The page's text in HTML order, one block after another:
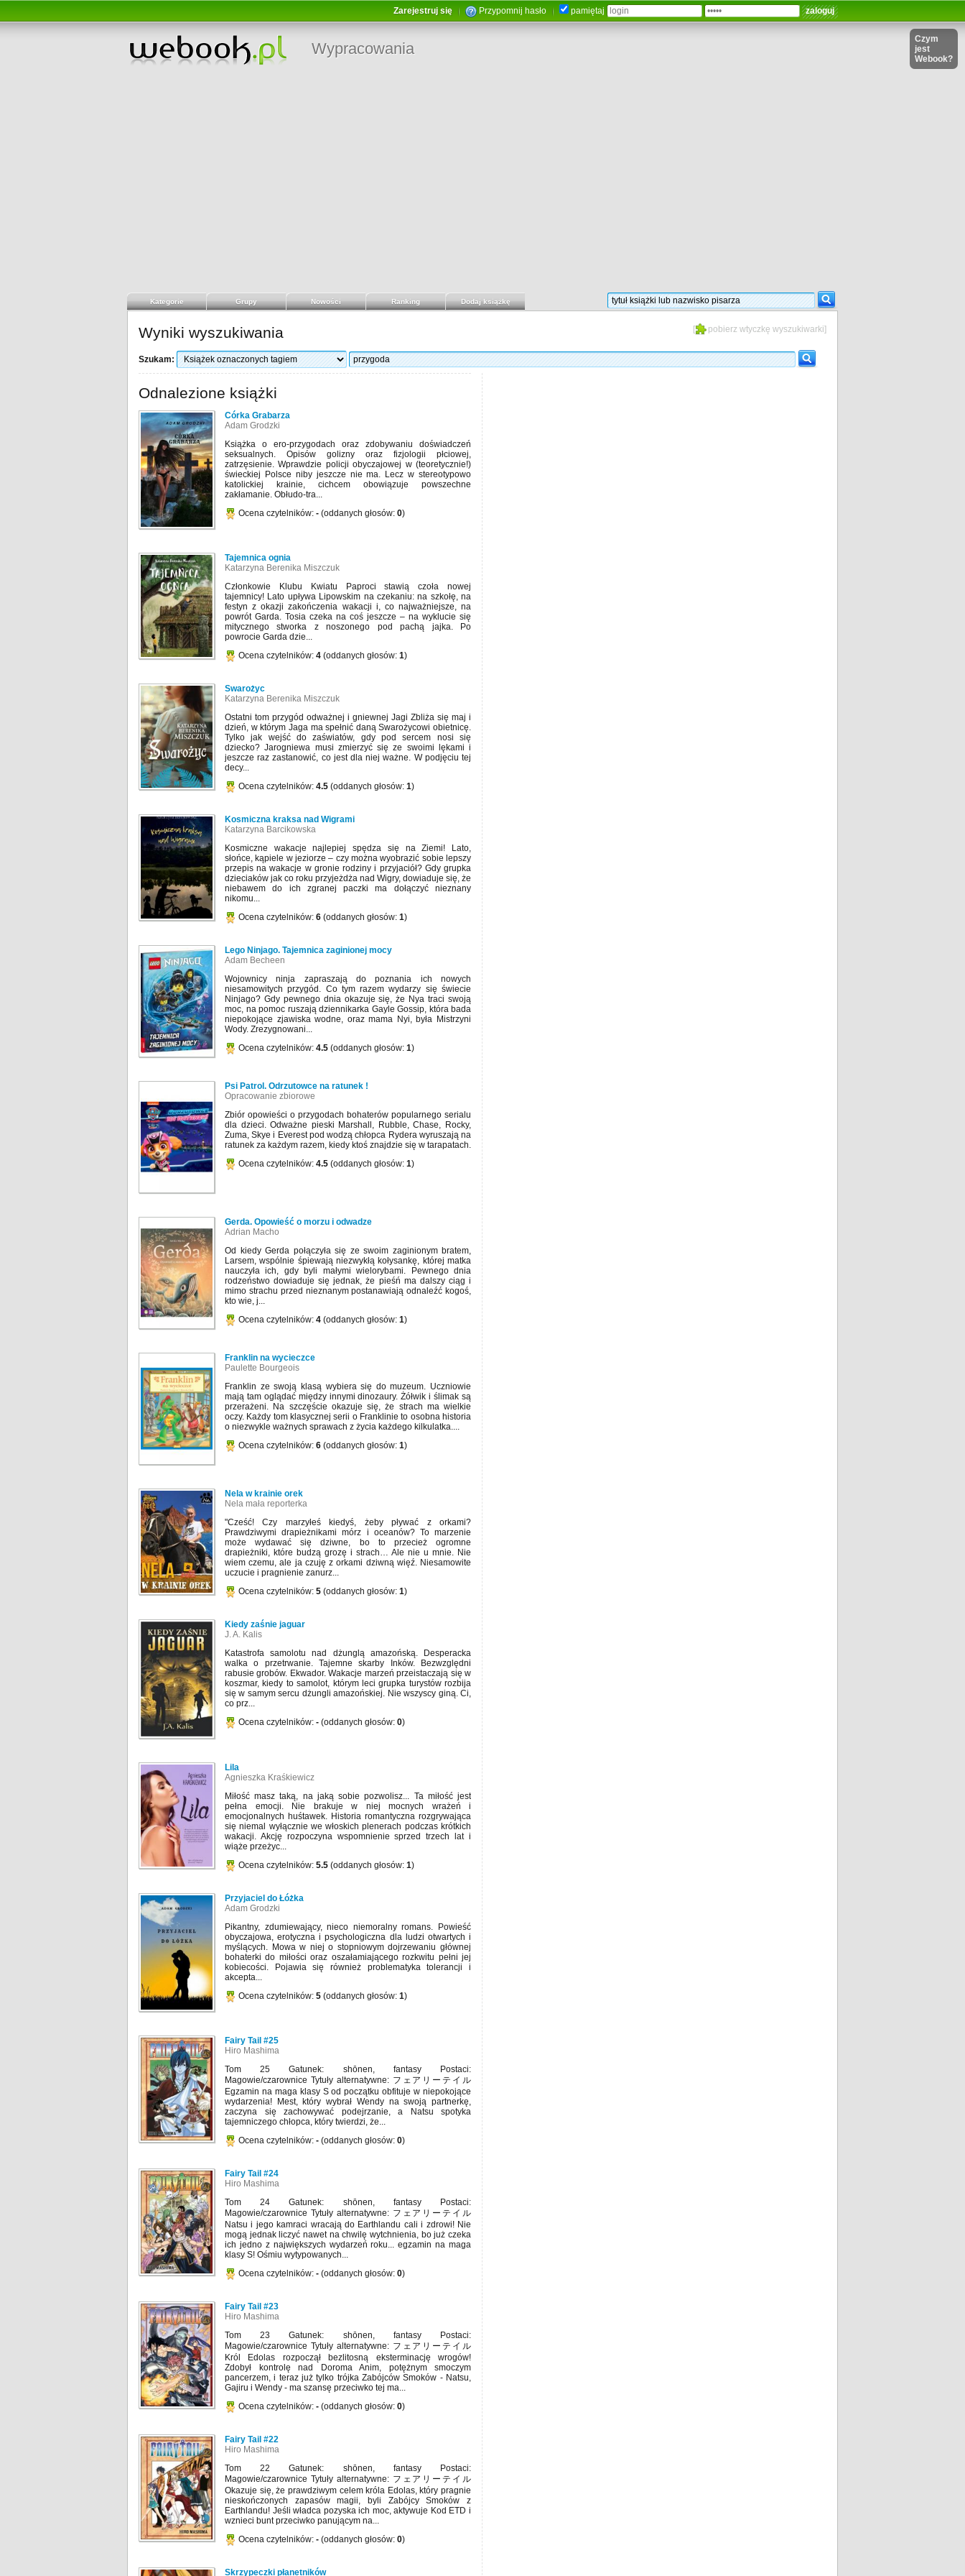
Zarejestruj się Przypomnij hasło pamiętaj
Wypracowania
Czym
jest
Webook?
Kategorie Grupy Nowości Ranking Dodaj książkę
[ pobierz wtyczkę wyszukiwarki]
Wyniki wyszukiwania
Szukam:
Odnalezione książki
Córka Grabarza
Adam Grodzki
Książka o ero-przygodach oraz zdobywaniu doświadczeń
seksualnych. Opisów golizny oraz fizjologii płciowej,
zatrzęsienie. Wprawdzie policji obyczajowej w (teoretycznie!)
świeckiej Polsce niby jeszcze nie ma. Lecz w stereotypowo
katolickiej krainie, cichcem obowiązuje powszechne
zakłamanie. Obłudo-tra...
Ocena czytelników: - (oddanych głosów: 0)
Tajemnica ognia
Katarzyna Berenika Miszczuk
Członkowie Klubu Kwiatu Paproci stawią czoła nowej
tajemnicy! Lato upływa Lipowskim na czekaniu: na szkołę, na
festyn z okazji zakończenia wakacji i, co najważniejsze, na
powrót Garda. Tosia czeka na coś jeszcze – na wyklucie się
mitycznego stworka z noszonego pod pachą jajka. Po
powrocie Garda dzie...
Ocena czytelników: 4 (oddanych głosów: 1)
Swarożyc
Katarzyna Berenika Miszczuk
Ostatni tom przygód odważnej i gniewnej Jagi Zbliża się maj i
dzień, w którym Jaga ma spełnić daną Swarożycowi obietnicę.
Tylko jak wejść do zaświatów, gdy pod sercem nosi się
dziecko? Jarogniewa musi zmierzyć się ze swoimi lękami i
jeszcze raz zastanowić, co jest dla niej ważne. W podjęciu tej
decy...
Ocena czytelników: 4.5 (oddanych głosów: 1)
Kosmiczna kraksa nad Wigrami
Katarzyna Barcikowska
Kosmiczne wakacje najlepiej spędza się na Ziemi! Lato,
słońce, kąpiele w jeziorze – czy można wyobrazić sobie lepszy
przepis na wakacje w gronie rodziny i przyjaciół? Gdy grupka
dzieciaków jak co roku przyjeżdża nad Wigry, dowiaduje się, że
niebawem do ich zgranej paczki ma dołączyć nieznany
nikomu...
Ocena czytelników: 6 (oddanych głosów: 1)
Lego Ninjago. Tajemnica zaginionej mocy
Adam Becheen
Wojownicy ninja zapraszają do poznania ich nowych
niesamowitych przygód. Co tym razem wydarzy się świecie
Ninjago? Gdy pewnego dnia okazuje się, że Nya traci swoją
moc, na pomoc ruszają dziennikarka Gayle Gossip, która bada
niepokojące zjawiska wodne, oraz mama Nyi, była Mistrzyni
Wody. Zrezygnowani...
Ocena czytelników: 4.5 (oddanych głosów: 1)
Psi Patrol. Odrzutowce na ratunek !
Opracowanie zbiorowe
Zbiór opowieści o przygodach bohaterów popularnego serialu
dla dzieci. Odważne pieski Marshall, Rubble, Chase, Rocky,
Zuma, Skye i Everest pod wodzą chłopca Rydera wyruszają na
ratunek za każdym razem, kiedy ktoś znajdzie się w tarapatach.
Ocena czytelników: 4.5 (oddanych głosów: 1)
Gerda. Opowieść o morzu i odwadze
Adrian Macho
Od kiedy Gerda połączyła się ze swoim zaginionym bratem,
Larsem, wspólnie śpiewają niezwykłą kołysankę, której matka
nauczyła ich, gdy byli małymi wielorybami. Pewnego dnia
rodzeństwo dowiaduje się jednak, że pieśń ma dalszy ciąg i
mimo strachu przed nieznanym postanawiają odnaleźć kogoś,
kto wie, j...
Ocena czytelników: 4 (oddanych głosów: 1)
Franklin na wycieczce
Paulette Bourgeois
Franklin ze swoją klasą wybiera się do muzeum. Uczniowie
mają tam oglądać między innymi dinozaury. Żółwik i ślimak są
przerażeni. Na szczęście okazuje się, że strach ma wielkie
oczy. Każdy tom klasycznej serii o Franklinie to osobna historia
o niezwykle ważnych sprawach z życia każdego kilkulatka....
Ocena czytelników: 6 (oddanych głosów: 1)
Nela w krainie orek
Nela mała reporterka
"Cześć! Czy marzyłeś kiedyś, żeby pływać z orkami?
Prawdziwymi drapieżnikami mórz i oceanów? To marzenie
może wydawać się dziwne, bo to przecież ogromne
drapieżniki, które budzą grozę i strach… Ale nie u mnie. Nie
wiem czemu, ale ja czuję z orkami dziwną więź. Niesamowite
uczucie i pragnienie zanurz...
Ocena czytelników: 5 (oddanych głosów: 1)
Kiedy zaśnie jaguar
J. A. Kalis
Katastrofa samolotu nad dżunglą amazońską. Desperacka
walka o przetrwanie. Tajemne skarby Inków. Bezwzględni
rabusie grobów. Ekwador. Wakacje marzeń przeistaczają się w
koszmar, kiedy to samolot, którym leci grupka turystów rozbija
się w samym sercu dżungli amazońskiej. Nie wszyscy giną. Ci,
co prz...
Ocena czytelników: - (oddanych głosów: 0)
Lila
Agnieszka Kraśkiewicz
Miłość masz taką, na jaką sobie pozwolisz... Ta miłość jest
pełna emocji. Nie brakuje w niej mocnych wrażeń i
emocjonalnych huśtawek. Historia romantyczna rozgrywająca
się niemal wyłącznie we włoskich plenerach podczas krótkich
wakacji. Akcję rozpoczyna wspomnienie sprzed trzech lat i
wiąże przeżyc...
Ocena czytelników: 5.5 (oddanych głosów: 1)
Przyjaciel do Łóżka
Adam Grodzki
Pikantny, zdumiewający, nieco niemoralny romans. Powieść
obyczajowa, erotyczna i psychologiczna dla ludzi otwartych i
myślących. Mowa w niej o stopniowym dojrzewaniu głównej
bohaterki do miłości oraz oszałamiającego rozkwitu pełni jej
kobiecości. Pojawia się również problematyka tolerancji i
akcepta...
Ocena czytelników: 5 (oddanych głosów: 1)
Fairy Tail #25
Hiro Mashima
Tom 25 Gatunek: shōnen, fantasy Postaci:
Magowie/czarownice Tytuły alternatywne: フェアリーテイル
Egzamin na maga klasy S od początku obfituje w niepokojące
wydarzenia! Mest, który wybrał Wendy na swoją partnerkę,
zaczyna się zachowywać podejrzanie, a Natsu spotyka
tajemniczego chłopca, który twierdzi, że...
Ocena czytelników: - (oddanych głosów: 0)
Fairy Tail #24
Hiro Mashima
Tom 24 Gatunek: shōnen, fantasy Postaci:
Magowie/czarownice Tytuły alternatywne: フェアリーテイル
Natsu i jego kamraci wracają do Earthlandu cali i zdrowi! Nie
mogą jednak liczyć nawet na chwilę wytchnienia, bo już czeka
ich jedno z największych wydarzeń roku... egzamin na maga
klasy S! Ośmiu wytypowanych...
Ocena czytelników: - (oddanych głosów: 0)
Fairy Tail #23
Hiro Mashima
Tom 23 Gatunek: shōnen, fantasy Postaci:
Magowie/czarownice Tytuły alternatywne: フェアリーテイル
Król Edolas rozpoczął bezlitosną eksterminację wrogów!
Zdobył kontrolę nad Doroma Anim, potężnym smoczym
pancerzem, i teraz już tylko trójka Zabójców Smoków - Natsu,
Gajiru i Wendy - ma szansę przeciwko tej ma...
Ocena czytelników: - (oddanych głosów: 0)
Fairy Tail #22
Hiro Mashima
Tom 22 Gatunek: shōnen, fantasy Postaci:
Magowie/czarownice Tytuły alternatywne: フェアリーテイル
Okazuje się, że prawdziwym celem króla Edolas, który pragnie
nieskończonych zapasów magii, byli Zabójcy Smoków z
Earthlandu! Jeśli władca pozyska ich moc, aktywuje Kod ETD i
wznieci bunt przeciwko panującym na...
Ocena czytelników: - (oddanych głosów: 0)
Skrzypeczki płanetników